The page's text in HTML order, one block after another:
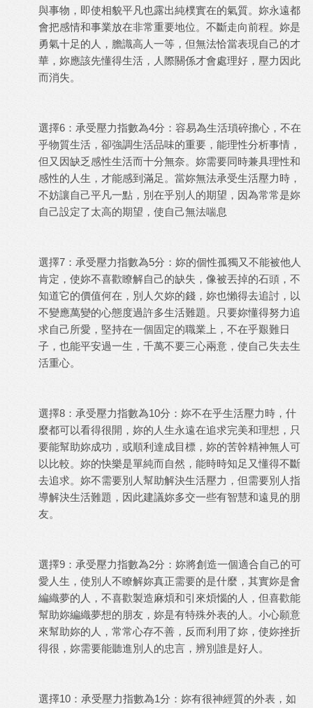
與事物，即使相貌平凡也露出純樸實在的氣質。妳永遠都
會把感情和事業放在非常重要地位。不斷走向前程。妳是
勇氣十足的人，膽識高人一等，但無法恰當表現自己的才
華，妳應該先懂得生活，人際關係才會處理好，壓力因此
而消失。
選擇6：承受壓力指數為4分：容易為生活瑣碎擔心，不在
乎物質生活，卻強調生活品味的重要，能理性分析事情，
但又因缺乏感性生活而十分無奈。妳需要同時兼具理性和
感性的人生，才能感到滿足。當妳無法承受生活壓力時，
不妨讓自己平凡一點，別在乎別人的期望，因為常常是妳
自己設定了太高的期望，使自己無法喘息
選擇7：承受壓力指數為5分：妳的個性孤獨又不能被他人
肯定，使妳不喜歡瞭解自己的缺失，像被丟掉的石頭，不
知道它的價值何在，別人欠妳的錢，妳也懶得去追討，以
不變應萬變的心態度過許多生活難題。只要妳懂得努力追
求自己所愛，堅持在一個固定的職業上，不在乎艱難日
子，也能平安過一生，千萬不要三心兩意，使自己失去生
活重心。
選擇8：承受壓力指數為10分：妳不在乎生活壓力時，什
麼都可以看得很開，妳的人生永遠在追求完美和理想，只
要能幫助妳成功，或順利達成目標，妳的苦幹精神無人可
以比較。妳的快樂是單純而自然，能時時知足又懂得不斷
去追求。妳不需要別人幫助解決生活壓力，但需要別人指
導解決生活難題，因此建議妳多交一些有智慧和遠見的朋
友。
選擇9：承受壓力指數為2分：妳將創造一個適合自己的可
愛人生，使別人不瞭解妳真正需要的是什麼，其實妳是會
編織夢的人，不喜歡製造麻煩和引來煩惱的人，但喜歡能
幫助妳編織夢想的朋友，妳是有特殊外表的人。小心願意
來幫助妳的人，常常心存不善，反而利用了妳，使妳挫折
得很，妳需要能聽進別人的忠言，辨別誰是好人。
選擇10：承受壓力指數為1分：妳有很神經質的外表，如